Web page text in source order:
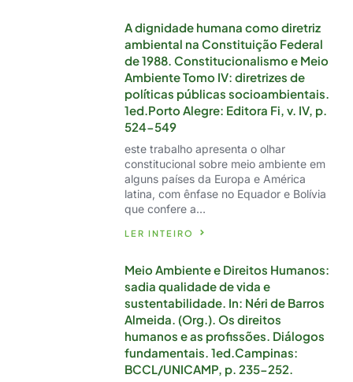
A dignidade humana como diretriz
ambiental na Constituição Federal
de 1988. Constitucionalismo e Meio
Ambiente Tomo IV: diretrizes de
políticas públicas socioambientais.
1ed.Porto Alegre: Editora Fi, v. IV, p.
524-549
este trabalho apresenta o olhar
constitucional sobre meio ambiente em
alguns países da Europa e América
latina, com ênfase no Equador e Bolívia
que confere a…
LER INTEIRO
Meio Ambiente e Direitos Humanos:
sadia qualidade de vida e
sustentabilidade. In: Néri de Barros
Almeida. (Org.). Os direitos
humanos e as profissões. Diálogos
fundamentais. 1ed.Campinas:
BCCL/UNICAMP, p. 235-252.